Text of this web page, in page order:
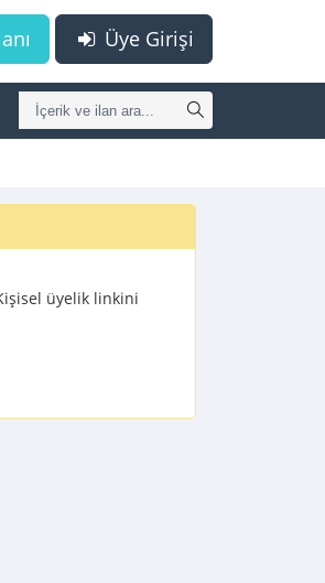
Üye Girişi
üyelik linkini